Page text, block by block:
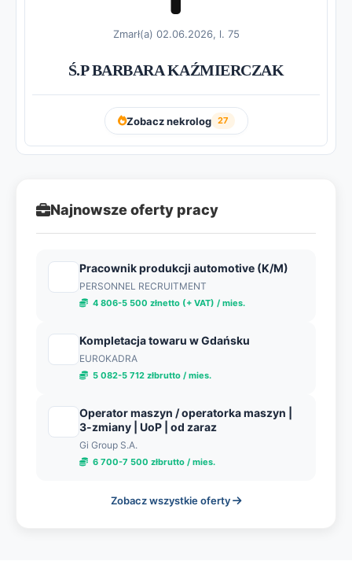
Zmarł(a) 02.06.2026, l. 75
Ś.P BARBARA KAŹMIERCZAK
Zobacz nekrolog 27
Najnowsze oferty pracy
Pracownik produkcji automotive (K/M)
PERSONNEL RECRUITMENT
4 806-5 500 złnetto (+ VAT) / mies.
Kompletacja towaru w Gdańsku
EUROKADRA
5 082-5 712 złbrutto / mies.
Operator maszyn / operatorka maszyn |
3-zmiany | UoP | od zaraz
Gi Group S.A.
6 700-7 500 złbrutto / mies.
Zobacz wszystkie oferty